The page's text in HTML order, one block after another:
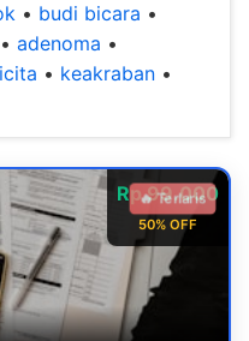
• budi bicara •
• adenoma •
• keakraban •
Rp 99.000
50% OFF
🔥 Terlaris